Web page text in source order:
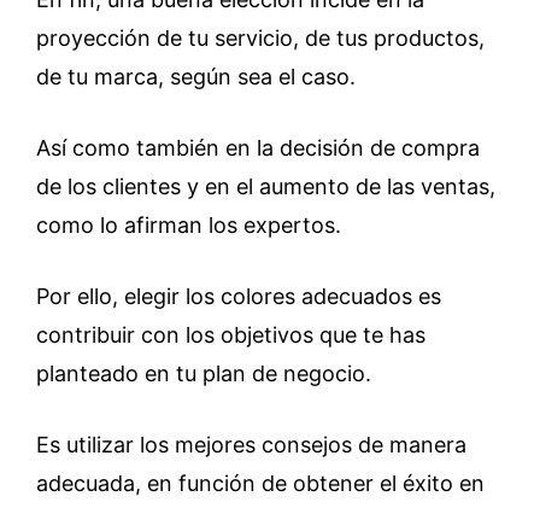
proyección de tu servicio, de tus productos,
de tu marca, según sea el caso.
Así como también en la decisión de compra
de los clientes y en el aumento de las ventas,
como lo afirman los expertos.
Por ello, elegir los colores adecuados es
contribuir con los objetivos que te has
planteado en tu plan de negocio.
Es utilizar los mejores consejos de manera
adecuada, en función de obtener el éxito en